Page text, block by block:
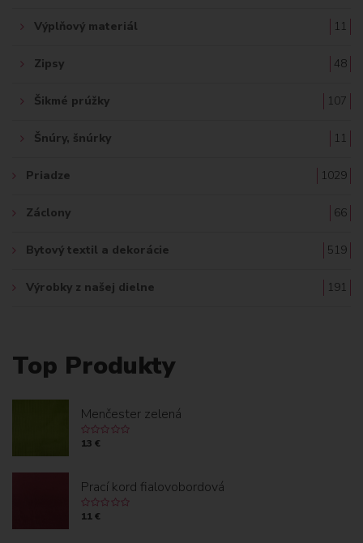
Výplňový materiál 11
Zipsy 48
Šikmé prúžky 107
Šnúry, šnúrky 11
Priadze 1029
Záclony 66
Bytový textil a dekorácie 519
Výrobky z našej dielne 191
Top Produkty
Menčester zelená
13 €
Prací kord fialovobordová
11 €